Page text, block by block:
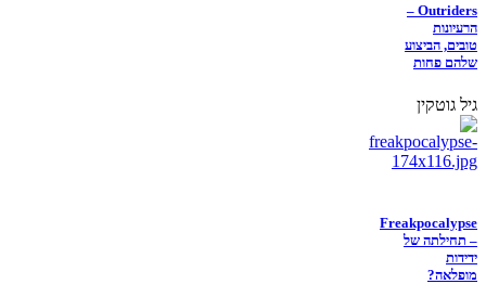
Outriders –
הרעיונות
טובים, הביצוע
שלהם פחות
גיל גוטקין
Freakpocalypse
– תחילתה של
ידידות
מופלאה?